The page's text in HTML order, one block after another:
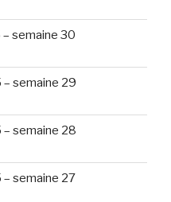
semaine 30
semaine 29
semaine 28
semaine 27